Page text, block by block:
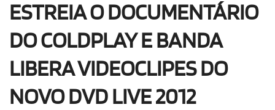
ESTREIA O DOCUMENTÁRIO
DO COLDPLAY E BANDA
LIBERA VIDEOCLIPES DO
NOVO DVD LIVE 2012